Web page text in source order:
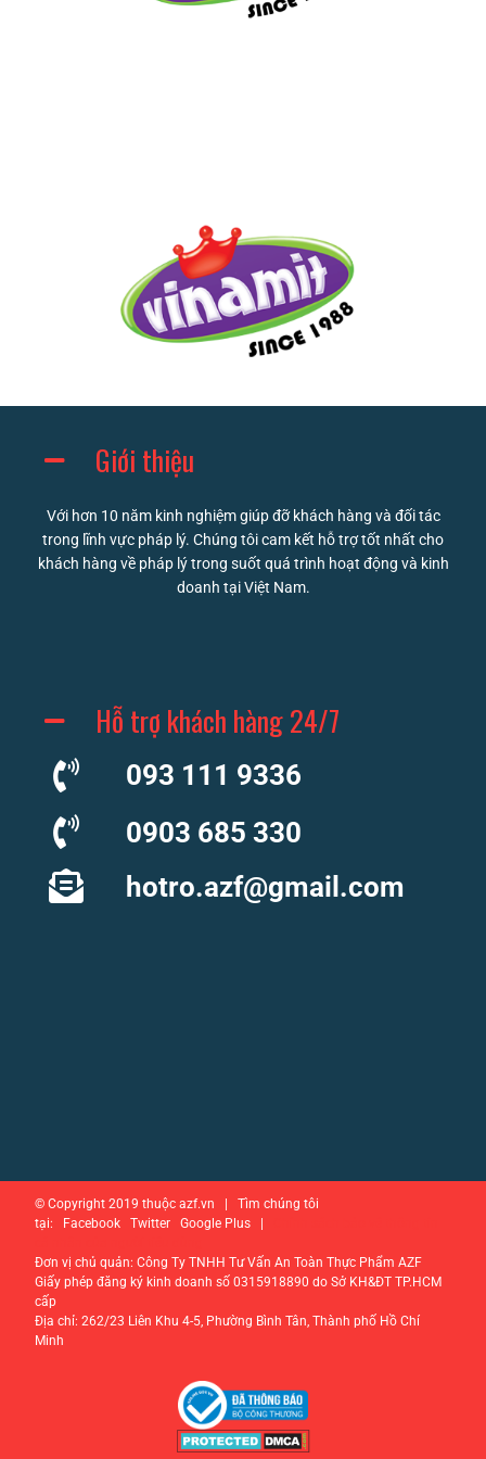
Giới thiệu
Với hơn 10 năm kinh nghiệm giúp đỡ khách hàng và đối tác
trong lĩnh vực pháp lý. Chúng tôi cam kết hỗ trợ tốt nhất cho
khách hàng về pháp lý trong suốt quá trình hoạt động và kinh
doanh tại Việt Nam.
Hỗ trợ khách hàng 24/7
093 111 9336
0903 685 330
hotro.azf@gmail.com
© Copyright 2019 thuộc azf.vn | Tìm chúng tôi
tại: Facebook Twitter Google Plus |
Đơn vị chủ quản: Công Ty TNHH Tư Vấn An Toàn Thực Phẩm AZF
Giấy phép đăng ký kinh doanh số 0315918890 do Sở KH&ĐT TP.HCM
cấp
Địa chỉ: 262/23 Liên Khu 4-5, Phường Bình Tân, Thành phố Hồ Chí
Minh